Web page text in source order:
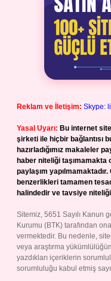
Reklam ve İletişim: Skype:
Yasal Uyarı: Bu internet
şirketi ile hiçbir bağlantısı
hazırladığımız makaleler
haber niteliği
paylaşım
benzerlikleri tamamen
halindedir ve tavsiye
Sitemiz, 5651 Sayılı Kanun
Kurumu (BTK) tarafından
vermektedir. Bu nedenle,
veya araştırma
yazdıkları içeriklerin
sorumluluğu kabul etmiş